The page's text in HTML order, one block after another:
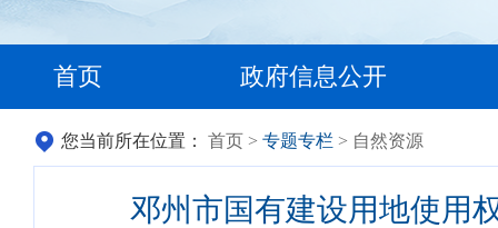
首页 政府信息公开
您当前所在位置： 首页 > 专题专栏 > 自然资源
邓州市国有建设用地使用